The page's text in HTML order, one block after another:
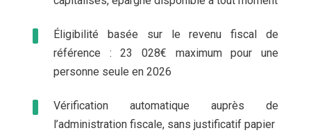
Éligibilité basée sur le revenu fiscal de
référence : 23 028€ maximum pour une
personne seule en 2026
Vérification automatique auprès de
l’administration fiscale, sans justificatif papier